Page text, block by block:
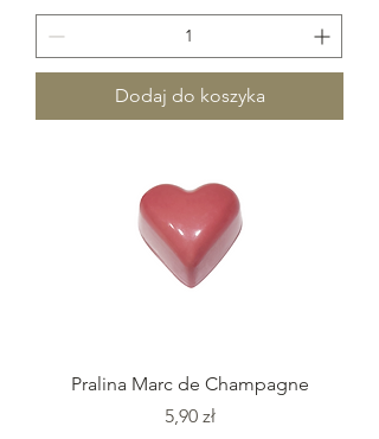
Dodaj do koszyka
Pralina Marc de Champagne
Cena
5,90 zł